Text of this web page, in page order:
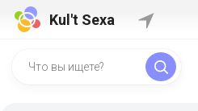
Kul't Sexa